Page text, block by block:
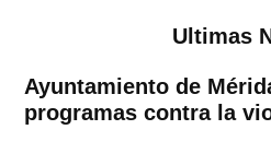
Ultimas
Ayuntamiento de
programas contra la